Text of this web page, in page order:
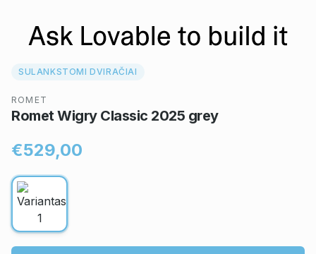
SULANKSTOMI DVIRAČIAI
ROMET
Romet Wigry Classic 2025 grey
€529,00